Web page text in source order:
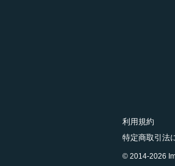
利用規約
特定商取引法
© 2014-2026